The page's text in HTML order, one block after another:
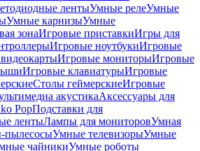
лентыУмные релеУмные
Умные карнизыУмные
зонаИгровые приставкиИгры для
Игровые ноутбукиИгровые
Игровые мониторыИгровые
Игровые клавиатурыИгровые
Столы геймерскиеИгровые
акустикаАксессуары для
PopПодставки для
лентыЛампы для мониторовУмная
пылесосыУмные телевизорыУмные
чайникиУмные роботы